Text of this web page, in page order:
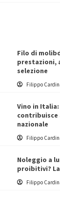
Filo di
prestazioni,
selezione
Filippo
Vino in
contribuisce
nazionale
Filippo
Noleggio a
proibitivi?
Filippo